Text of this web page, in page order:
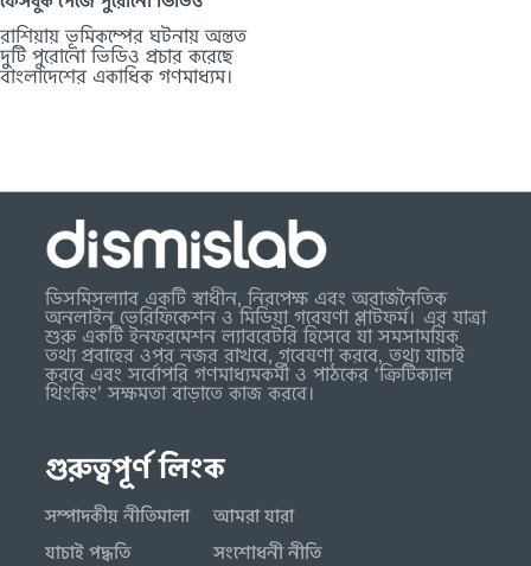
রাশিয়ায় ভূমিকম্পের ঘটনায় অন্তত
দুটি পুরোনো ভিডিও প্রচার করেছে
বাংলাদেশের একাধিক গণমাধ্যম।
ডিসমিসল্যাব একটি স্বাধীন, নিরপেক্ষ এবং অরাজনৈতিক
অনলাইন ভেরিফিকেশন ও মিডিয়া গবেষণা প্লাটফর্ম। এর যাত্রা
শুরু একটি ইনফরমেশন ল্যাবরেটরি হিসেবে যা সমসাময়িক
তথ্য প্রবাহের ওপর নজর রাখবে, গবেষণা করবে, তথ্য যাচাই
করবে এবং সর্বোপরি গণমাধ্যমকর্মী ও পাঠকের ‘ক্রিটিক্যাল
থিংকিং’ সক্ষমতা বাড়াতে কাজ করবে।
গুরুত্বপূর্ণ লিংক
সম্পাদকীয় নীতিমালা
যাচাই পদ্ধতি
আমরা যারা
সংশোধনী নীতি